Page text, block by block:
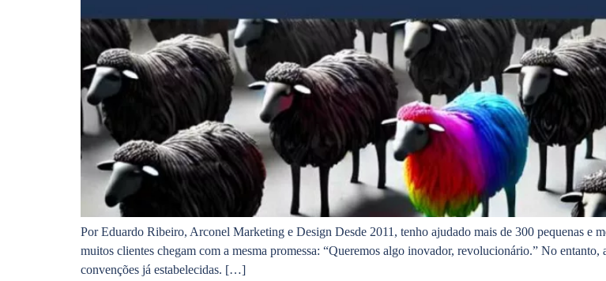
Por Eduardo Ribeiro, Arconel Marketing e Design Desde 2011, tenho ajudado mais de 300 pequenas e
muitos clientes chegam com a mesma promessa: “Queremos algo inovador, revolucionário.” No
convenções já estabelecidas. […]